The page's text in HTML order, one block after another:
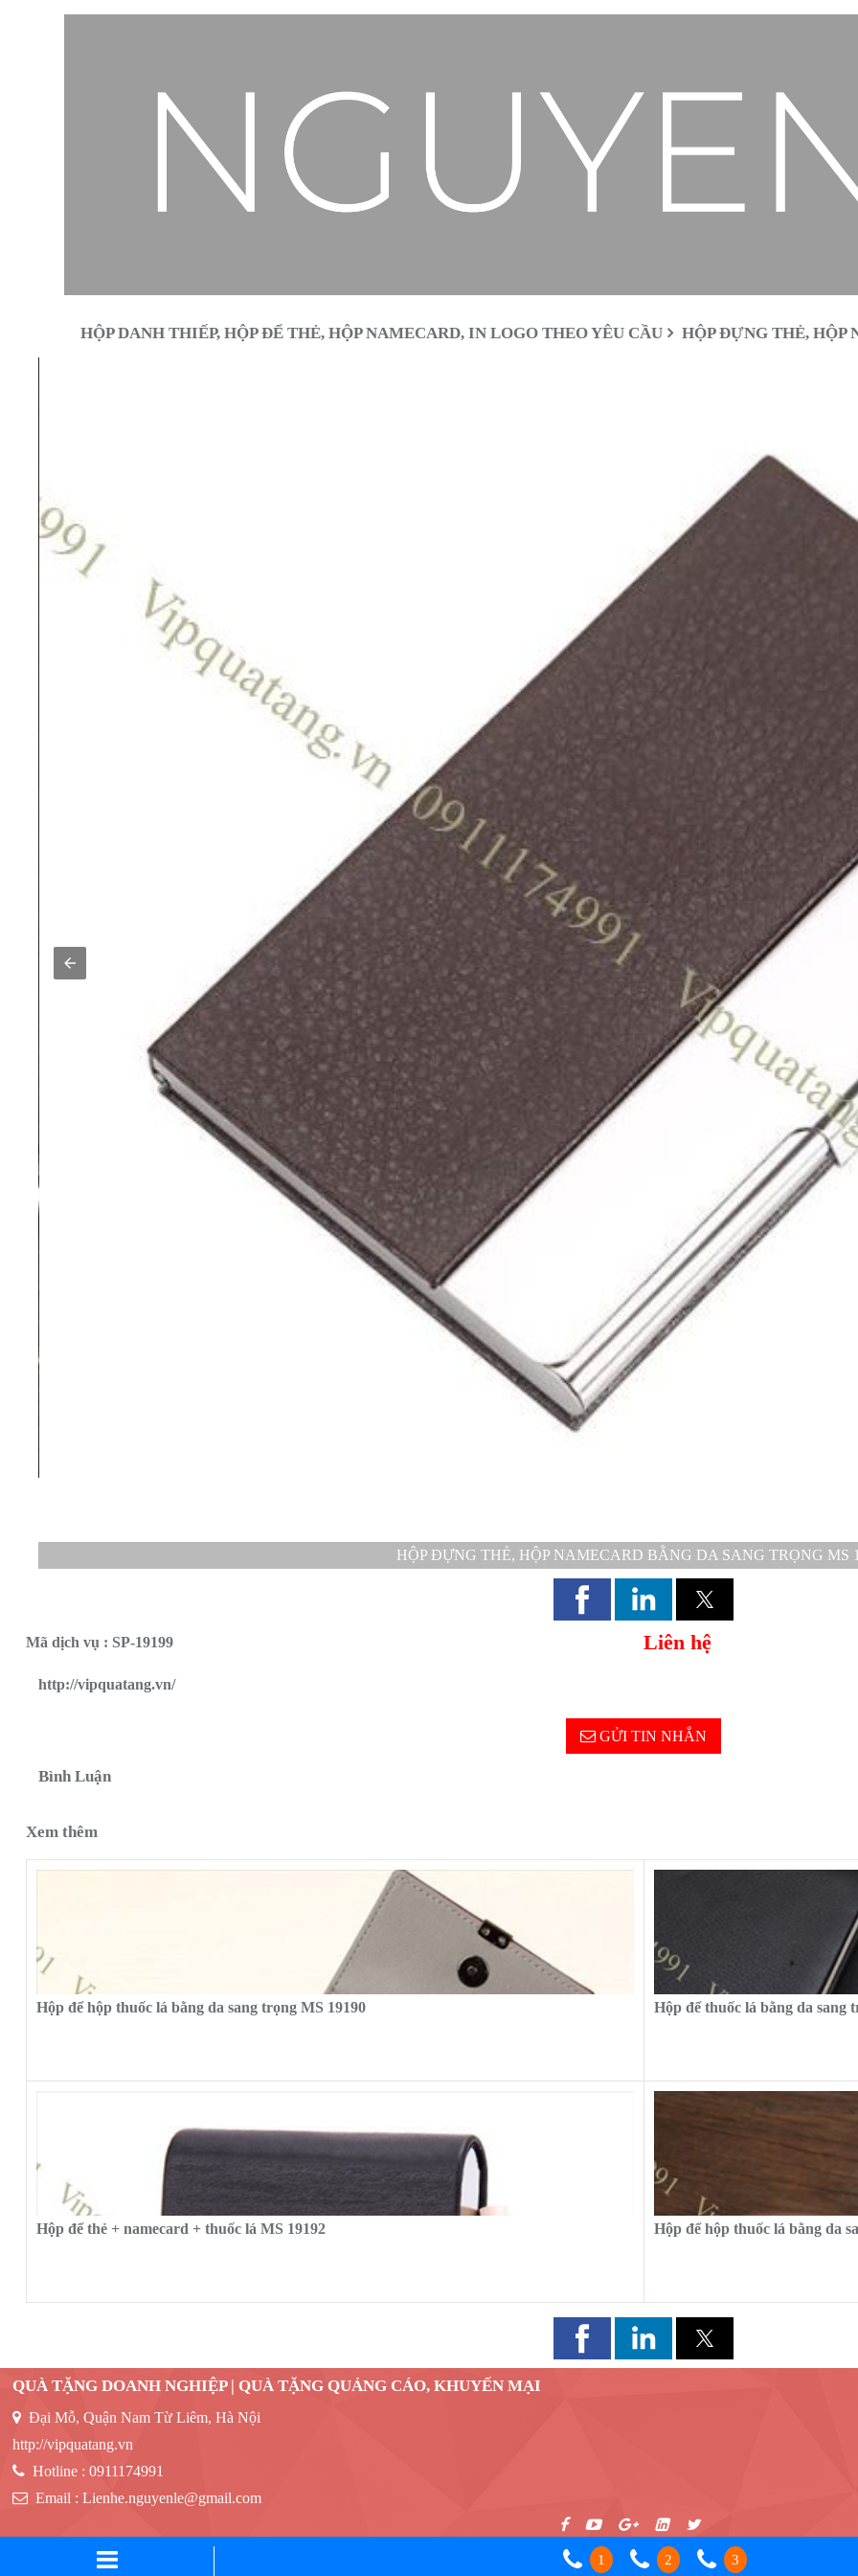
HỘP DANH THIẾP, HỘP ĐỂ THẺ, HỘP NAMECARD, IN LOGO THEO YÊU CẦU HỘP ĐỰNG THẺ, HỘP
HỘP ĐỰNG THẺ, HỘP NAMECARD BẰNG DA SANG TRỌNG MS
Mã dịch vụ : SP-19199 Liên hệ
http://vipquatang.vn/
GỬI TIN NHẮN
Bình Luận
Xem thêm
Hộp để hộp thuốc lá bằng da sang trọng MS 19190 Hộp để thuốc lá bằng da sang
Hộp để thẻ + namecard + thuốc lá MS 19192 Hộp để hộp thuốc lá bằng da
QUÀ TẶNG DOANH NGHIỆP | QUÀ TẶNG QUẢNG CÁO, KHUYẾN MẠI
Đại Mỗ, Quận Nam Từ Liêm, Hà Nội
http://vipquatang.vn
Hotline :0911174991
Email :Lienhe.nguyenle@gmail.com
1 2 3